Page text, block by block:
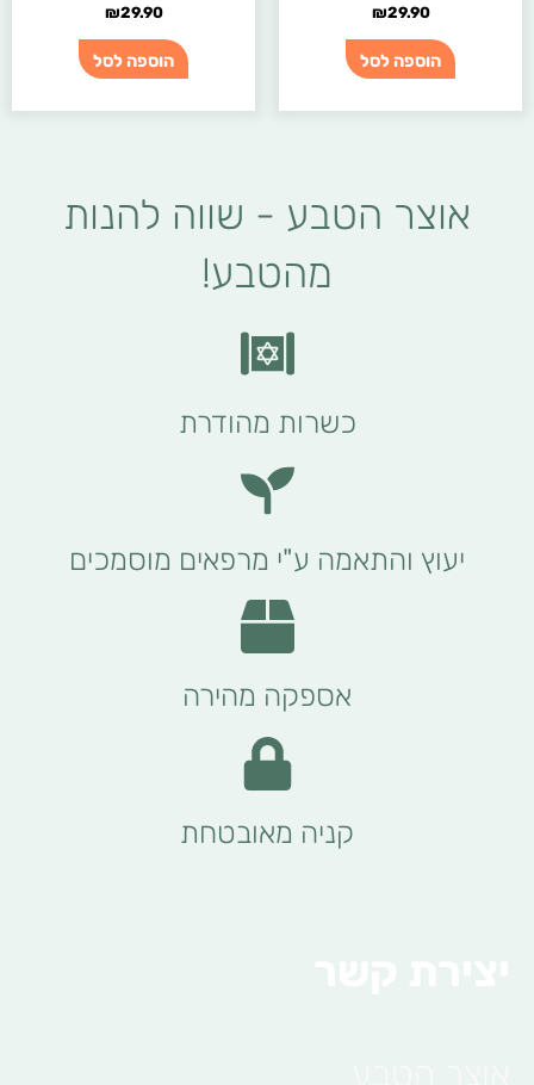
₪29.90
הוספה לסל
₪29.90
הוספה לסל
אוצר הטבע - שווה להנות
מהטבע!
כשרות מהודרת
יעוץ והתאמה ע"י מרפאים מוסמכים
אספקה מהירה
קניה מאובטחת